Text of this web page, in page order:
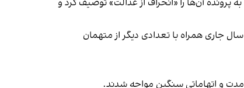
آن‌ها را «انحراف از عدالت» توصیف کرد و
جاری همراه با تعدادی دیگر از متهمان